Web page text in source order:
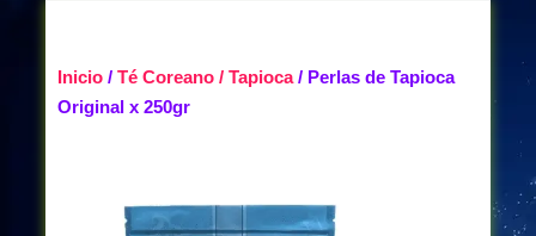
Inicio / Té Coreano / Tapioca/ Perlas de Tapioca
Original x 250gr